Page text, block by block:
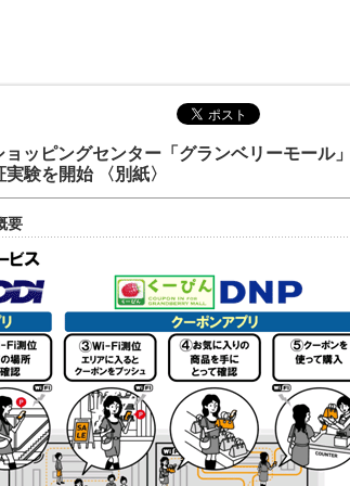
ッピングセンター「グランベリーモール
験を開始 〈別紙〉
要